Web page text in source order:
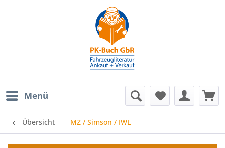
Menü
Übersicht MZ / Simson / IWL